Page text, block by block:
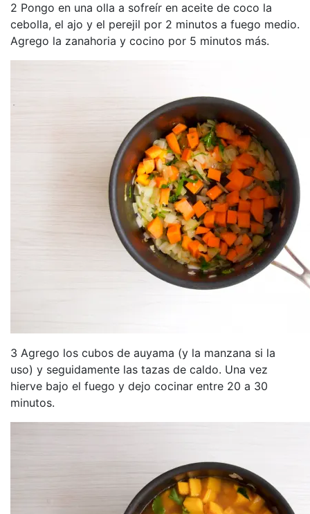
2 Pongo en una olla a sofreír en aceite de coco la
cebolla, el ajo y el perejil por 2 minutos a fuego medio.
Agrego la zanahoria y cocino por 5 minutos más.
3 Agrego los cubos de auyama (y la manzana si la
uso) y seguidamente las tazas de caldo. Una vez
hierve bajo el fuego y dejo cocinar entre 20 a 30
minutos.